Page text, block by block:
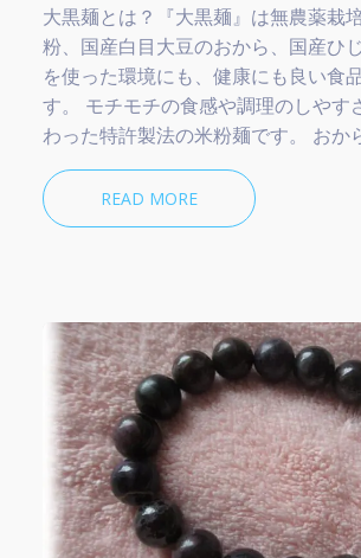
大黒麺とは？『大黒麺』は無農薬栽
粉、国産白目大豆のおから、国産ひ
を使った環境にも、健康にも良い食
す。 モチモチの食感や調理のしやす
わった特許製法の米粉麺です。 おか
READ MORE